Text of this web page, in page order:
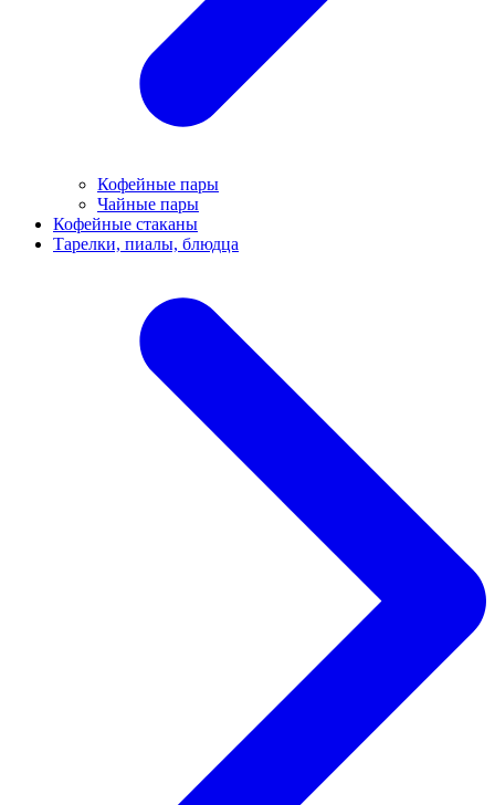
Кофейные пары
Чайные пары
Кофейные стаканы
Тарелки, пиалы, блюдца